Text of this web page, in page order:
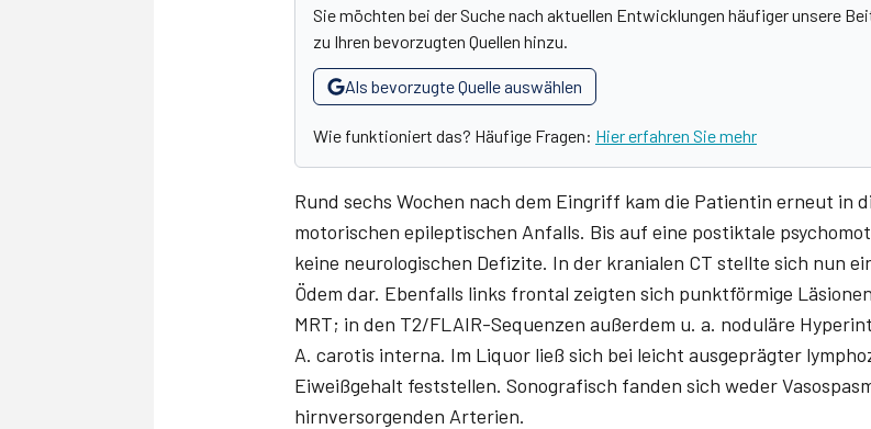
Sie möchten bei der Suche nach aktuellen Entwicklungen häufiger unsere
zu Ihren bevorzugten Quellen hinzu.
Als bevorzugte Quelle auswählen
Wie funktioniert das? Häufige Fragen: Hier erfahren Sie mehr
Rund sechs Wochen nach dem Eingriff kam die Patientin erneut in
motorischen epileptischen Anfalls. Bis auf eine postiktale
keine neurologischen Defizite. In der kranialen CT stellte sich nun
Ödem dar. Ebenfalls links frontal zeigten sich punktförmige
MRT; in den T2/FLAIR-Sequenzen außerdem u. a. noduläre
A. carotis interna. Im Liquor ließ sich bei leicht ausgeprägter
Eiweißgehalt feststellen. Sonografisch fanden sich weder
hirnversorgenden Arterien.